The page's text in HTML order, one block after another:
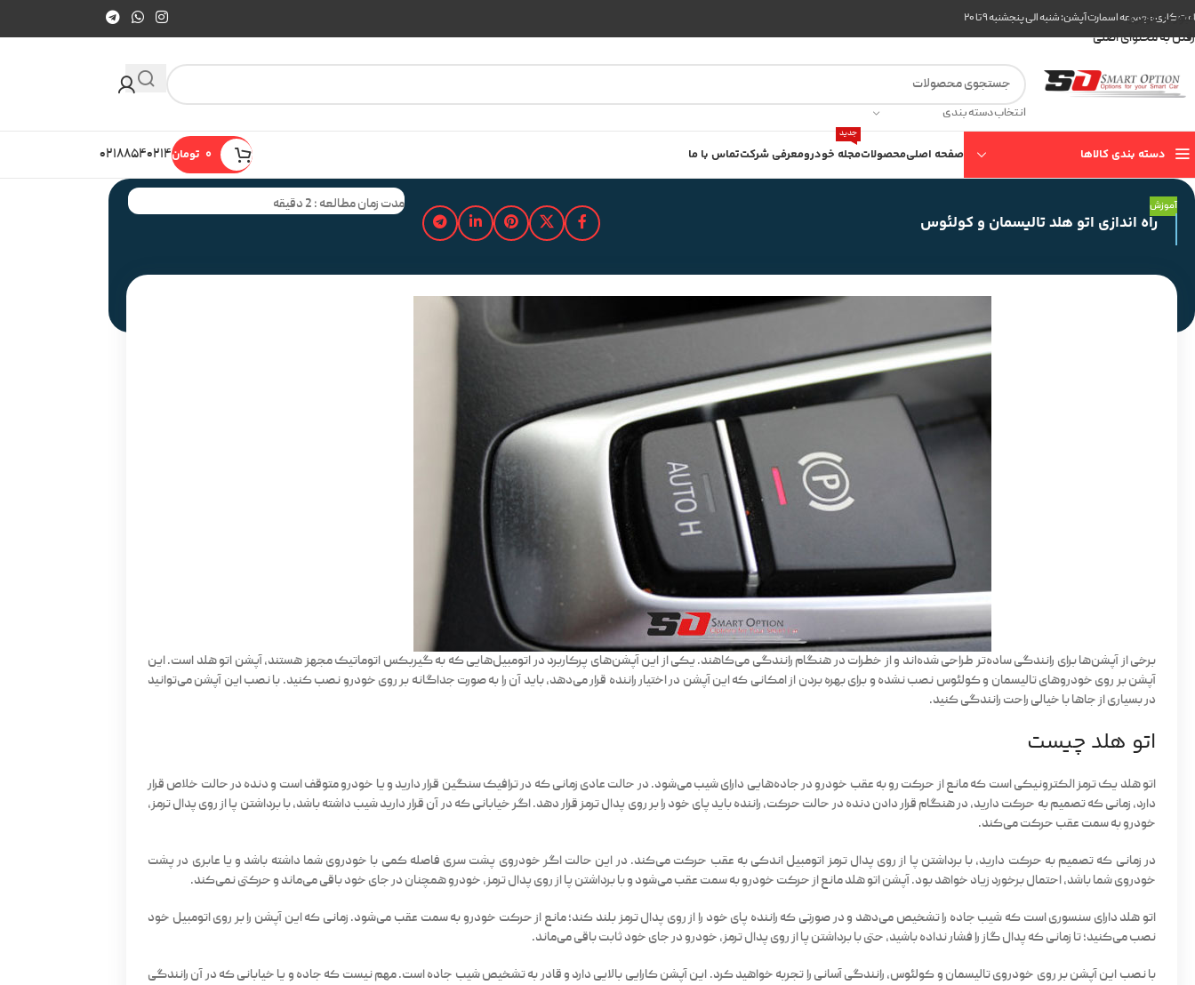
عبور به ناوبری
رفتن به محتوای اصلی
کاری مجموعه اسمارت آپشن: شنبه الی پنجشنبه ۹ تا ۲۰
انتخاب دسته بندی
دسته بندی کالاها صفحه اصلیمحصولاتمجله خودرو
جدید
معرفی شرکتتماس با ما تومان۰۲۱۸۸۵۴۰۲۱۴
آموزش
راه اندازی اتو هلد تالیسمان و کولئوس
مدت زمان مطالعه : 2 دقیقه
برخی از آپشن‌ها برای رانندگی ساده‌تر طراحی شده‌اند و از خطرات در هنگام رانندگی می‌کاهند. یکی از این آپشن‌های پرکاربرد در اتومبیل‌هایی که به گیربکس اتوماتیک مجهز هستند، آپشن اتو هلد است. این
آپشن بر روی خودروهای تالیسمان و کولئوس نصب نشده و برای بهره بردن از امکانی که این آپشن در اختیار راننده قرار می‌دهد، باید آن را به صورت جداگانه بر روی خودرو نصب کنید. با نصب این آپشن می‌توانید
در بسیاری از جاها با خیالی راحت رانندگی کنید.
اتو هلد چیست
اتو هلد یکترمز الکترونیکیاست که مانع از حرکت رو به عقب خودرو در جاده‌هایی دارای شیب می‌شود. در حالت عادی زمانی که در ترافیک سنگین قرار دارید و یا خودرو متوقف است و دنده در حالت خلاص قرار
دارد، زمانی که تصمیم به حرکت دارید، در هنگام قرار دادن دنده در حالت حرکت، راننده باید پای خود را بر روی پدال ترمز قرار دهد. اگر خیابانی که در آن قرار دارید شیب داشته باشد، با برداشتن پا از روی پدال ترمز،
خودرو به سمت عقب حرکت می‌کند.
در زمانی که تصمیم به حرکت دارید، با برداشتن پا از روی پدال ترمز اتومبیل اندکی به عقب حرکت می‌کند. در این حالت اگر خودروی پشت سری فاصله کمی با خودروی شما داشته باشد و یا عابری در پشت
خودروی شما باشد، احتمال برخورد زیاد خواهد بود. آپشن اتو هلد مانع از حرکت خودرو به سمت عقب می‌شود و با برداشتن پا از روی پدال ترمز، خودرو همچنان در جای خود باقی می‌ماند و حرکتی نمی‌کند.
اتو هلد دارای سنسوری است که شیب جاده را تشخیص می‌دهد و در صورتی که راننده پای خود را از روی پدال ترمز بلند کند؛ مانع از حرکت خودرو به سمت عقب می‌شود. زمانی که این آپشن را بر روی اتومبیل خود
نصب می‌کنید؛ تا زمانی که پدال گاز را فشار نداده باشید، حتی با برداشتن پا از روی پدال ترمز، خودرو در جای خود ثابت باقی می‌ماند.
با نصب این آپشن بر روی خودروی تالیسمان و کولئوس، رانندگی آسانی را تجربه خواهید کرد. این آپشن کارایی بالایی دارد و قادر به تشخیص شیب جاده است. مهم نیست که جاده و یا خیابانی که در آن رانندگی